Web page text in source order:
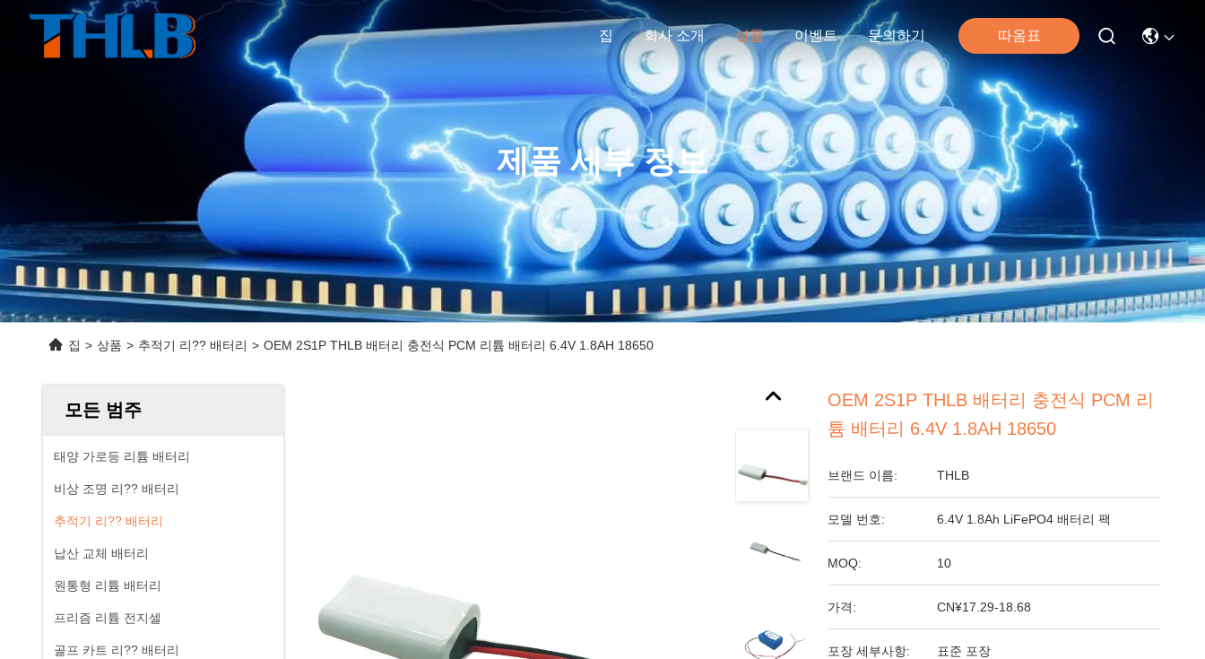
집 회사 소개 상품 이벤트 문의하기 따옴표
제품 세부 정보
집 > 상품 > 추적기 리?? 배터리 > OEM 2S1P THLB 배터리 충전식 PCM 리튬 배터리 6.4V 1.8AH 18650
모든 범주
태양 가로등 리튬 배터리
비상 조명 리?? 배터리
추적기 리?? 배터리
납산 교체 배터리
원통형 리튬 배터리
프리즘 리튬 전지셀
골프 카트 리?? 배터리
OEM 2S1P THLB 배터리 충전식 PCM 리
튬 배터리 6.4V 1.8AH 18650
브랜드 이름: THLB
모델 번호: 6.4V 1.8Ah LiFePO4 배터리 팩
MOQ: 10
가격: CN¥17.29-18.68
포장 세부사항: 표준 포장